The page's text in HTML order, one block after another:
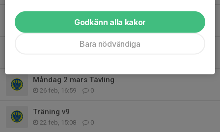
8 mar, 11:26 0
Lovisedalskolans sporthall redo igen
Måndag 2 mars Tävling
26 feb, 16:59 0
Träning v9
22 feb, 15:08 0
Godkänn alla kakor
Bara nödvändiga